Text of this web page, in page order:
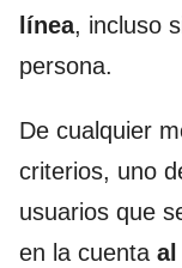
línea, incluso
persona.
De cualquier
criterios, uno
usuarios que
en la cuenta al